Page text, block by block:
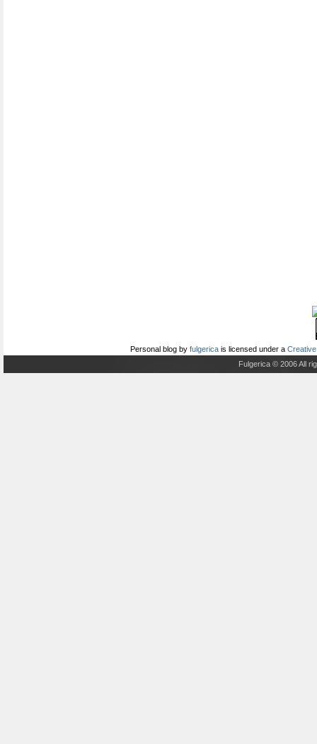
Personal blog by fulgerica is licensed under a
Fulgerica © 2006 All